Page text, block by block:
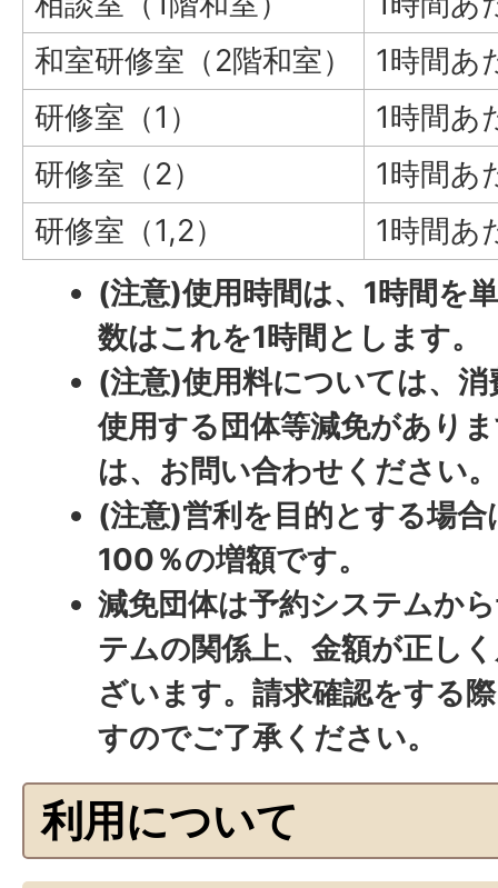
和室研修室（2階和室）
1時間あ
研修室（1）
1時間あ
研修室（2）
1時間あ
研修室（1,2）
1時間あ
(注意)使用時間は、1時間を
数はこれを1時間とします。
(注意)使用料については、
使用する団体等減免があり
は、お問い合わせください。
(注意)営利を目的とする場
100％の増額です。
減免団体は予約システムか
テムの関係上、金額が正し
ざいます。請求確認をする
すのでご了承ください。
利用について